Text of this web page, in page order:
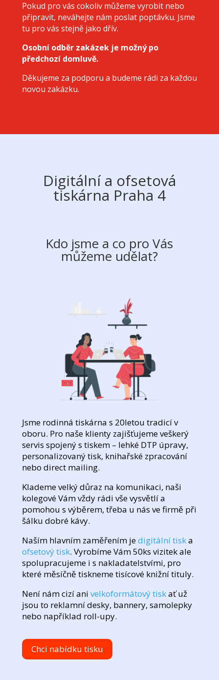
Pokud pro vás cokoliv můžeme vyrobit nebo
připravit, neváhejte nám poslat poptávku. Jsme
tu pro vás stejně jako dřív.
Osobní odběr zakázek je možný po
předchozí domluvě.
Děkujeme za podporu a budeme rádi za každou
novou zakázku.
Digitální a ofsetová
tiskárna Praha 4
Kdo jsme a co pro Vás
můžeme udělat?
Jsme rodinná tiskárna s 20letou tradicí v
oboru. Pro naše klienty zajišťujeme veškerý
servis spojený s tiskem – lehké DTP úpravy,
personalizovaný tisk, knihařské zpracování
nebo direct mailing.
Klademe velký důraz na komunikaci, naši
kolegové Vám vždy rádi vše vysvětlí a
pomohou s výběrem, třeba u nás ve firmě při
šálku dobré kávy.
Naším hlavním zaměřením jedigitální tiska
ofsetový tisk. Vyrobíme Vám 50ks vizitek ale
spolupracujeme i s nakladatelstvími, pro
které měsíčně tiskneme tisícové knižní tituly.
Není nám cizí ani velkoformátový tiskať už
jsou to reklamní desky, bannery, samolepky
nebo například roll-upy.
Chci nabídku tisku